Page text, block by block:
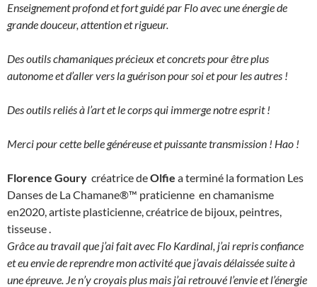
Enseignement profond et fort guidé par Flo avec une énergie de
grande douceur, attention et rigueur.
Des outils chamaniques précieux et concrets pour être plus
autonome et d’aller vers la guérison pour soi et pour les autres !
Des outils reliés à l’art et le corps qui immerge notre esprit !
Merci pour cette belle généreuse et puissante transmission ! Hao !
Florence Goury créatrice deOlfie a terminé la formation Les
Danses de La Chamane®™ praticienne en chamanisme
en2020, artiste plasticienne, créatrice de bijoux, peintres,
tisseuse .
Grâce au travail que j’ai fait avec Flo Kardinal, j’ai repris confiance
et eu envie de reprendre mon activité que j’avais délaissée suite à
une épreuve. Je n’y croyais plus mais j’ai retrouvé l’envie et l’énergie